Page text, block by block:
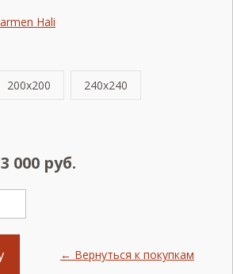
Hali
200x200 240x240
3 000 руб.
← Вернуться к покупкам